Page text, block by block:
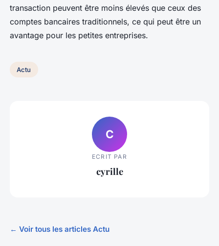
transaction peuvent être moins élevés que ceux des
comptes bancaires traditionnels, ce qui peut être un
avantage pour les petites entreprises.
Actu
C
ECRIT PAR
cyrille
← Voir tous les articles Actu